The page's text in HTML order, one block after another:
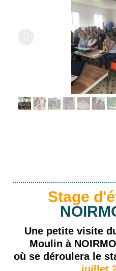
Stage
Une petite visite
Moulin à
où se déroulera le
juillet